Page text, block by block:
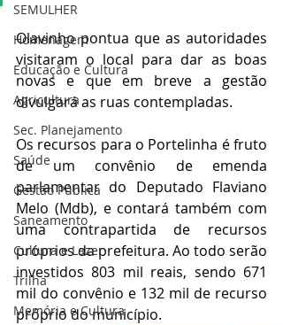
SEMULHER
Homenagem
Educação e Cultura
Agricultura
Sec. Planejamento
Saúde
Gestão Pública
Saneamento
Cultura e Lazer
Trilha
Memória e Cultura
Olavinho pontua que as autoridades
visitaram o local para dar as boas
novas e que em breve a gestão
divulgará as ruas contempladas.
Os recursos para o Portelinha é fruto
de um convênio de emenda
parlamentar do Deputado Flaviano
Melo (Mdb), e contará também com
uma contrapartida de recursos
próprios da prefeitura. Ao todo serão
investidos 803 mil reais, sendo 671
mil do convênio e 132 mil de recurso
próprio do município.